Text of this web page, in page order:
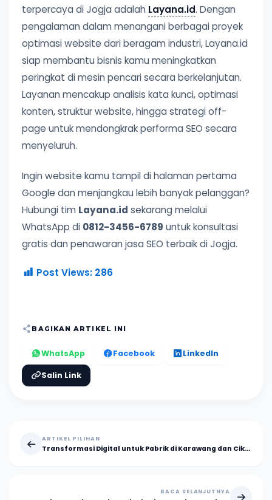
terpercaya di Jogja adalah Layana.id. Dengan
pengalaman dalam menangani berbagai proyek
optimasi website dari beragam industri, Layana.id
siap membantu bisnis kamu meningkatkan
peringkat di mesin pencari secara berkelanjutan.
Layanan mencakup analisis kata kunci, optimasi
konten, struktur website, hingga strategi off-
page untuk mendongkrak performa SEO secara
menyeluruh.
Ingin website kamu tampil di halaman pertama
Google dan menjangkau lebih banyak pelanggan?
Hubungi tim Layana.id sekarang melalui
WhatsApp di 0812-3456-6789 untuk konsultasi
gratis dan penawaran jasa SEO terbaik di Jogja.
Post Views: 286
BAGIKAN ARTIKEL INI
WhatsApp Facebook LinkedIn
Salin Link
ARTIKEL PILIHAN
Transformasi Digital untuk Pabrik di Karawang dan Cikarang
BACA SELANJUTNYA